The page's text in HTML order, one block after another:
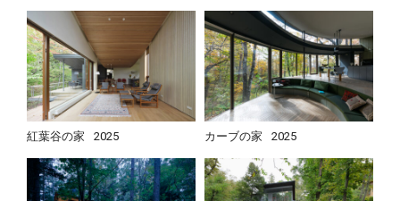
紅葉谷の家 2025 カーブの家 2025